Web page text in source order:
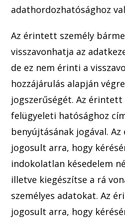
adathordozhatósághoz
Az érintett személy
visszavonhatja az
de ez nem érinti a
hozzájárulás alapján
jogszerűségét. Az érintett
felügyeleti hatósághoz
benyújtásának jogával.
jogosult arra, hogy
indokolatlan késedelem
illetve kiegészítse a rá
személyes adatokat. Az
jogosult arra, hogy